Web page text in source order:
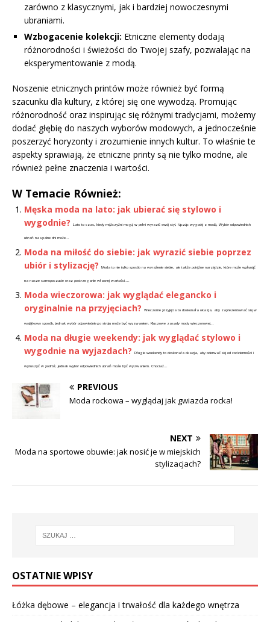
zarówno z klasycznymi, jak i bardziej nowoczesnymi
ubraniami.
Wzbogacenie kolekcji: Etniczne elementy dodają
różnorodności i świeżości do Twojej szafy, pozwalając na
eksperymentowanie z modą.
Noszenie etnicznych printów może również być formą
szacunku dla kultury, z której się one wywodzą. Promując
różnorodność oraz inspirując się różnymi tradycjami, możemy
dodać głębię do naszych wyborów modowych, a jednocześnie
poszerzyć horyzonty i zrozumienie innych kultur. To właśnie te
aspekty sprawiają, że etniczne printy są nie tylko modne, ale
również pełne znaczenia i wartości.
W Temacie Również:
Męska moda na lato: jak ubierać się stylowo i
wygodnie?
Lato to czas, kiedy mężczyźni mogą w pełni wyrazić swój styl, łącząc wygodę z modą. Wybór odpowiednich
ubrań na upalne dni może...
Moda na miłość do siebie: jak wyrazić siebie poprzez
ubiór i stylizację?
Moda to nie tylko sposób na wyrażenie siebie, ale także potężne narzędzie, które może wpłynąć
na nasze samopoczucie oraz postrzeganie własnej wartości....
Moda wieczorowa: jak wyglądać elegancko i
oryginalnie na przyjęciach?
Wieczorne przyjęcia to doskonała okazja, aby zaprezentować się w
wyjątkowy sposób, jednak wybór odpowiedniego stroju może być wyzwaniem. Kluczowe zasady mody wieczorowej...
Moda na długie weekendy: jak wyglądać stylowo i
wygodnie na wyjazdach?
Długie weekendy to doskonała okazja, aby oderwać się od codzienności i
wyruszyć w podróż, jednak wybór odpowiednich ubrań może być wyzwaniem. Chociaż...
PREVIOUS
Moda rockowa – wyglądaj jak gwiazda rocka!
NEXT
Moda na sportowe obuwie: jak nosić je w miejskich
stylizacjach?
OSTATNIE WPISY
Łóżka dębowe – elegancja i trwałość dla każdego wnętrza